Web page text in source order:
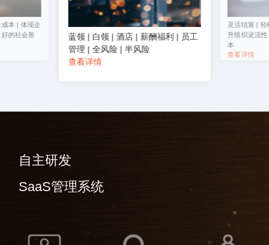
本 | 体现企
的社会形
蓝领 | 白领 | 酒店 | 薪酬福利 | 员工
管理 | 全风险 | 半风险
查看详情
灵活结算 |
升组织灵活
本
查看详情
自主研发
SaaS管理系统